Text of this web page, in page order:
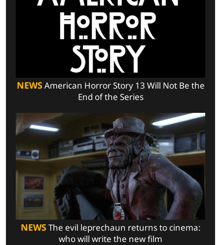
NEWSAmerican Horror Story 13 Will Not Be the
End of the Series
NEWSThe evil leprechaun returns to cinema:
who will write the new film